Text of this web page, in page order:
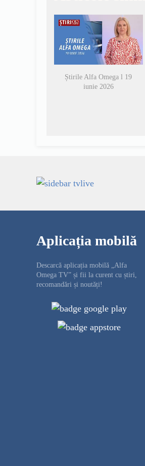
Știrile Alfa Omega l 19
iunie 2026
Aplicația mobilă
Descarcă aplicația mobilă „Alfa
Omega TV” și fii la curent cu știri,
recomandări și noutăți!